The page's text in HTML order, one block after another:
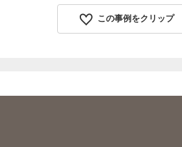
この事例をクリップ